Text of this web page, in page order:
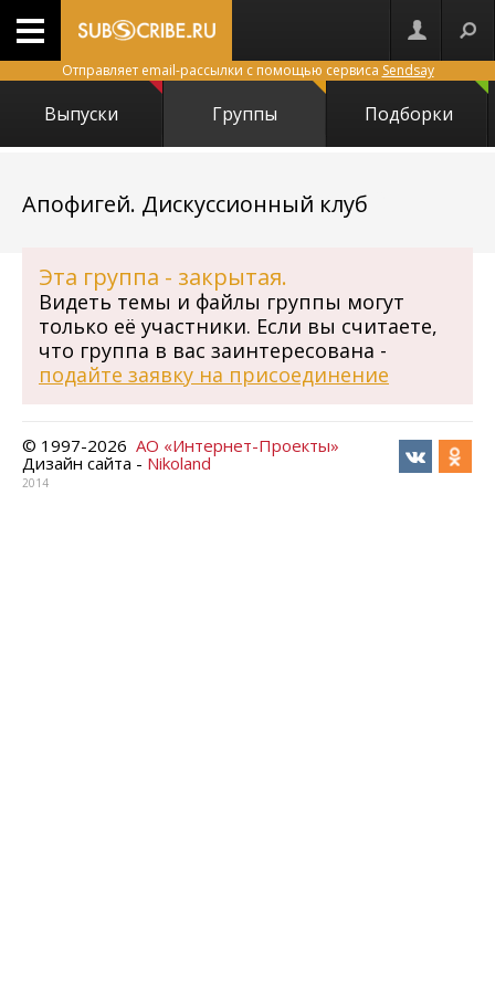
Отправляет email-рассылки с помощью сервиса Sendsay
Выпуски Группы Подборки
Апофигей. Дискуссионный клуб
Эта группа - закрытая.
Видеть темы и файлы группы могут
только её участники. Если вы считаете,
что группа в вас заинтересована -
подайте заявку на присоединение
© 1997-2026 АО «Интернет-Проекты»
Дизайн сайта - Nikoland
2014